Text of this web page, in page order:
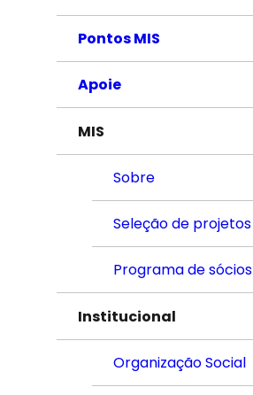
Pontos MIS
Apoie
MIS
Sobre
Seleção de projetos
Programa de sócios
Institucional
Organização Social